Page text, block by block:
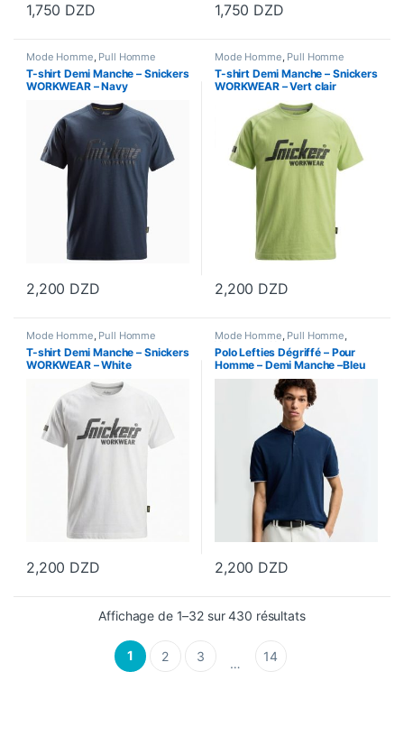
1,750 DZD
Ce produit a plusieurs variations. Les options peuvent être
1,750 DZD
Ce produit a plusieurs
Mode Homme, Pull Homme
T-shirt Demi Manche – Snickers
WORKWEAR – Navy
2,200 DZD
Ce produit a plusieurs variations. Les options peuvent être
Mode Homme, Pull Homme
T-shirt Demi Manche – Snickers
WORKWEAR – Vert clair
2,200 DZD
Ce produit a plusieurs
Mode Homme, Pull Homme
T-shirt Demi Manche – Snickers
WORKWEAR – White
2,200 DZD
Ce produit a plusieurs variations. Les options peuvent être
Mode Homme, Pull Homme,
Vetements Homme
Polo Lefties Dégriffé – Pour
Homme – Demi Manche –Bleu
Nuit
2,200 DZD
Ce produit a plusieurs
Affichage de 1–32 sur 430 résultats
1 2 3 … 14